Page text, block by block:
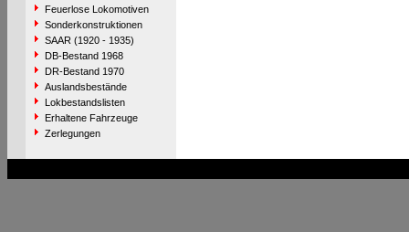
Feuerlose Lokomotiven
Sonderkonstruktionen
SAAR (1920 - 1935)
DB-Bestand 1968
DR-Bestand 1970
Auslandsbestände
Lokbestandslisten
Erhaltene Fahrzeuge
Zerlegungen